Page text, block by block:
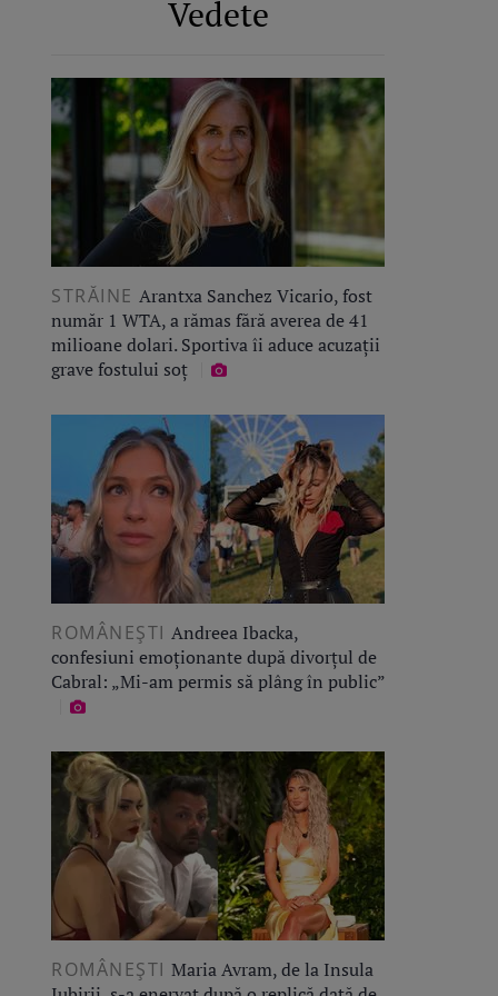
Vedete
STRĂINE Arantxa Sanchez Vicario, fost
număr 1 WTA, a rămas fără averea de 41
milioane dolari. Sportiva îi aduce acuzații
grave fostului soț
ROMÂNEŞTI Andreea Ibacka,
confesiuni emoționante după divorțul de
Cabral: „Mi-am permis să plâng în public”
ROMÂNEŞTI Maria Avram, de la Insula